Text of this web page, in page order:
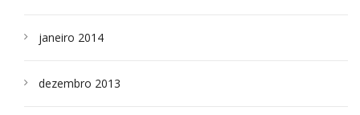
janeiro 2014
dezembro 2013